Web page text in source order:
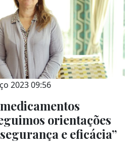
2023 09:56
orientações
e eficácia”